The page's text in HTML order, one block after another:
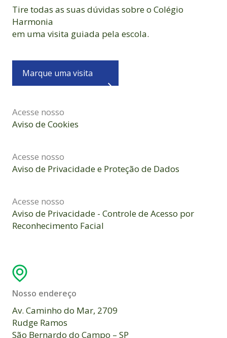
Tire todas as suas dúvidas sobre o Colégio
Harmonia
em uma visita guiada pela escola.
Marque uma visita
Acesse nosso
Aviso de Cookies
Acesse nosso
Aviso de Privacidade e Proteção de Dados
Acesse nosso
Aviso de Privacidade - Controle de Acesso por
Reconhecimento Facial
Nosso endereço
Av. Caminho do Mar, 2709
Rudge Ramos
São Bernardo do Campo – SP